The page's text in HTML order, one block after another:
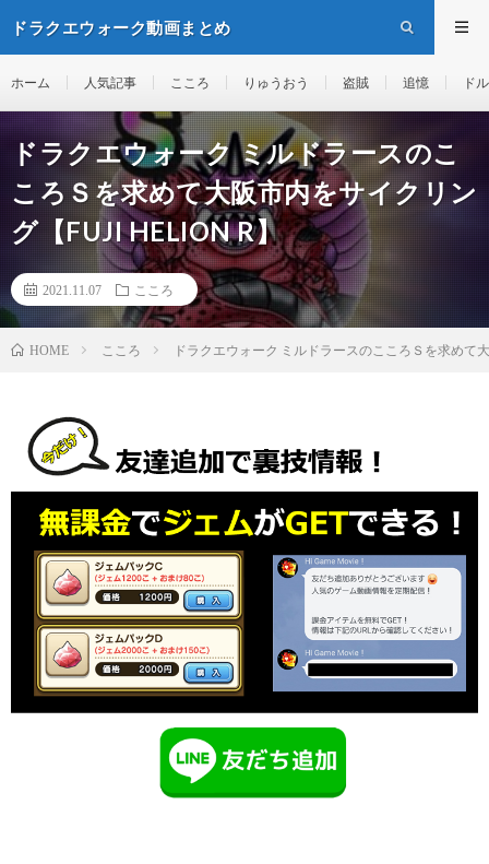
ドラクエウォーク動画まとめ
ホーム 人気記事 こころ りゅうおう 盗賊 追憶 ド
ドラクエウォーク ミルドラースのこ
ころＳを求めて大阪市内をサイクリン
グ【FUJI HELION R】
2021.11.07 こころ
HOME こころ ドラクエウォーク ミルドラースのこころＳを求めて